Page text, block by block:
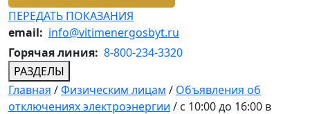
ПЕРЕДАТЬ ПОКАЗАНИЯ
email: info@vitimenergosbyt.ru
Горячая линия: 8-800-234-3320
РАЗДЕЛЫ
Главная /Физическим лицам / Объявления об
отключениях электроэнергии / с 10:00 до 16:00 в